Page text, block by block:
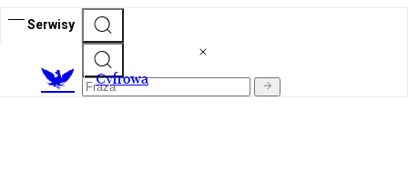
Serwisy
Cyfrowa